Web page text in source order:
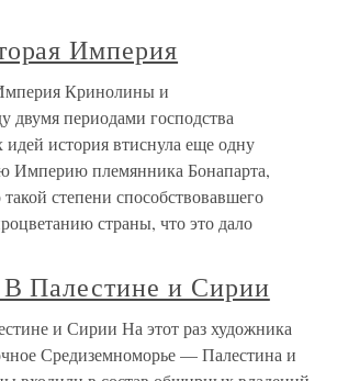
Империя
Кринолины и
двумя периодами господства
идей история втиснула еще одну
Империю племянника Бонапарта,
степени способствовавшего
страны, что это дало
Палестине и Сирии
и Сирии На этот раз художника
Средиземноморье — Палестина и